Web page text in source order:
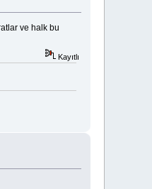
ve halk bu
Kayıtlı